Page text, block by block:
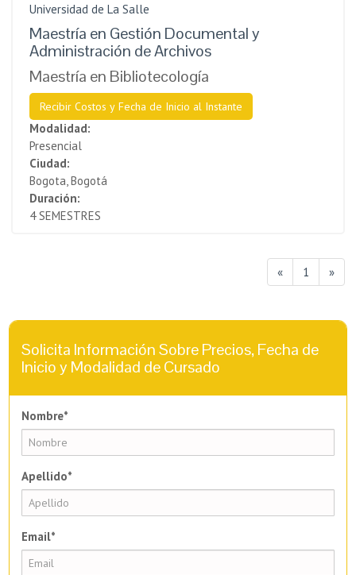
Universidad de La Salle
Maestría en Gestión Documental y
Administración de Archivos
Maestría en Bibliotecología
Recibir Costos y Fecha de Inicio al Instante
Modalidad:
Presencial
Ciudad:
Bogota, Bogotá
Duración:
4 SEMESTRES
« 1 »
Solicita Información Sobre Precios, Fecha de
Inicio y Modalidad de Cursado
Nombre*
Apellido*
Email*